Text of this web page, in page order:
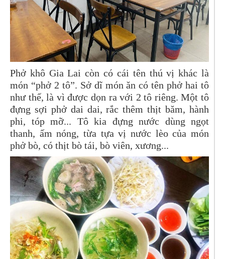
Phở khô Gia Lai còn có cái tên thú vị khác là
món “phở 2 tô”. Sở dĩ món ăn có tên phở hai tô
như thế, là vì được dọn ra với 2 tô riêng. Một tô
đựng sợi phở dai dai, rắc thêm thịt băm, hành
phi, tóp mỡ... Tô kia đựng nước dùng ngọt
thanh, ấm nóng, từa tựa vị nước lèo của món
phở bò, có thịt bò tái, bò viên, xương...